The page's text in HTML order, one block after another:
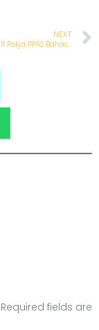
NEXT
Pertemuan Tim 11 Pokja PPAS Bahas Verifikasi Hasil Assesment WASH FIT Puskesmas
Required fields are